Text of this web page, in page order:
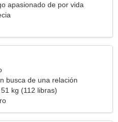
apasionado de por vida
busca de una relación
kg (112 libras)